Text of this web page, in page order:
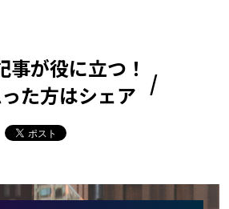
事が役に立つ！
た方はシェア